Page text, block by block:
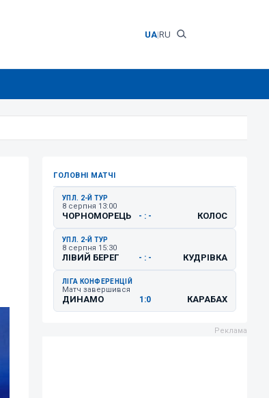
UA|RU
ГОЛОВНІ МАТЧІ
УПЛ. 2-Й ТУР
8 серпня 13:00
ЧОРНОМОРЕЦЬ - : - КОЛОС
УПЛ. 2-Й ТУР
8 серпня 15:30
ЛІВИЙ БЕРЕГ - : - КУДРІВКА
ЛІГА КОНФЕРЕНЦІЙ
Матч завершився
ДИНАМО 1:0 КАРАБАХ